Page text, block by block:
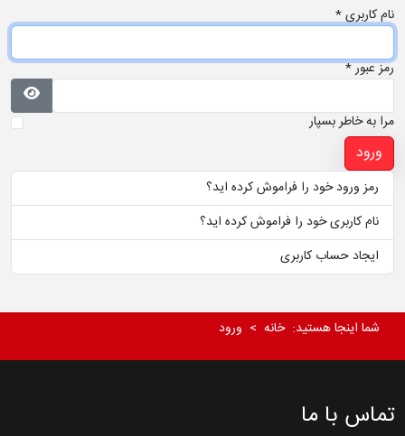
نام کاربری*
رمز عبور*
مرا به خاطر بسپار
ورود
رمز ورود خود را فراموش کرده اید؟
نام کاربری خود را فراموش کرده اید؟
ایجاد حساب کاربری
شما اینجا هستید:خانه ورود
تماس با ما